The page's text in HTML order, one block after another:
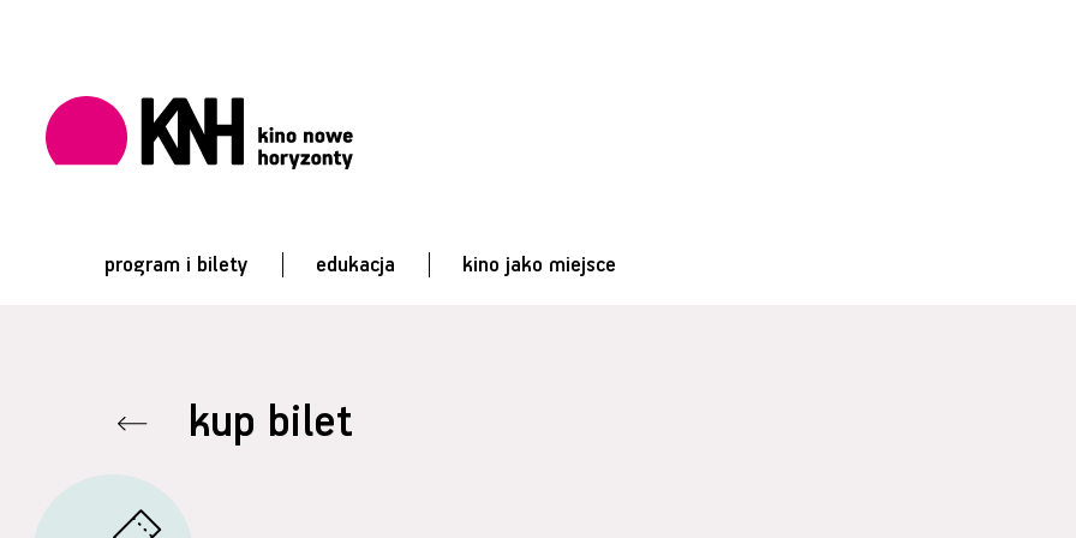
program i bilety edukacja kino jako miejsce
kup bilet